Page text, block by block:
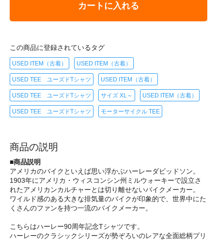
カートに入れる
この商品に登録されているタグ
USED ITEM（古着） USED ITEM（古着）
USED TEE ユーズドTシャツ USED ITEM（古着）
USED TEE ユーズドTシャツ サイズ XL～ USED ITEM（古着）
USED TEE ユーズドTシャツ モーターサイクル TEE
商品の説明
■商品説明
アメリカのバイクといえば思い浮かぶハーレーダビッドソン。
1903年にアメリカ・ウィスコンシン州ミルウォーキーで設立さ
れたアメリカンカルチャーとは切り離せないバイクメーカー。
ワイルド感のある大きな排気量のバイクが印象的で、世界中にた
くさんのファンを持つ一流のバイクメーカー。
こちらはハーレー90周年記念Tシャツです。
ハーレーのクラシックシリーズが勢ぞろいのレアな全面総柄プリ